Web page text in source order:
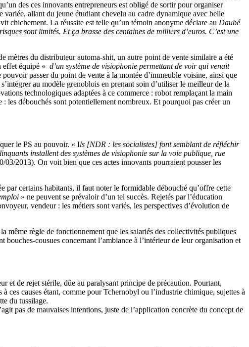
des ces innovants entrepreneurs est obligé de sortir pour organiser
allant du jeune étudiant chevelu au cadre dynamique avec belle
chichement. La réussite est telle qu’un témoin anonyme déclare au Daubé
sont limités. Et ça brasse des centaines de milliers d’euros. C’est une
mètres du distributeur automa-shit, un autre point de vente similaire a été
effet équipé « d’un système de visiophonie permettant de voir qui venait
passer du point de vente à la montée d’immeuble voisine, ainsi que
au modèle grenoblois en prenant soin d’utiliser le meilleur de la
technologiques adaptées à ce commerce : robot remplaçant la main
les débouchés sont potentiellement nombreux. Et pourquoi pas créer un
le PS au pouvoir. « Ils [NDR : les socialistes] font semblant de réfléchir
installent des systèmes de visiophonie sur la voie publique, rue
2013). On voit bien que ces actes innovants pourraient pousser les
par certains habitants, il faut noter le formidable débouché qu’offre cette
» ne peuvent se prévaloir d’un tel succès. Rejetés par l’éducation
vendeur : les métiers sont variés, les perspectives d’évolution de
même règle de fonctionnement que les salariés des collectivités publiques
cousues concernant l’ambiance à l’intérieur de leur organisation et
et de rejet stérile, dûe au paralysant principe de précaution. Pourtant,
ces causes étant, comme pour Tchernobyl ou l’industrie chimique, sujettes à
du tussilage.
pas de mauvaises intentions, juste de l’application concrète du concept de